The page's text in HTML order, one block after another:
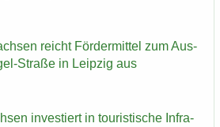
reicht För­der­mit­tel zum Aus­
Straße in Leip­zig aus
in­ves­tiert in tou­ris­ti­sche In­fra­